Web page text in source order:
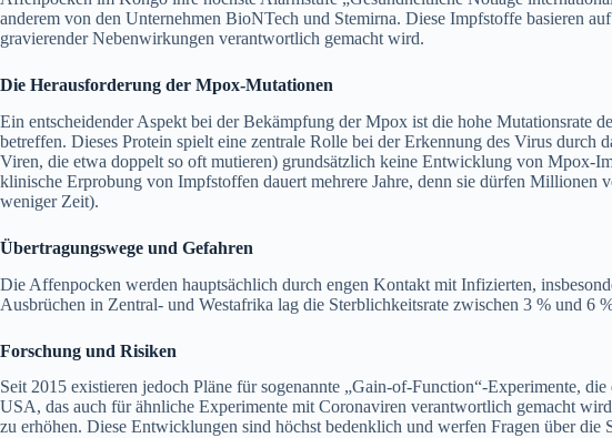
anderem von den Unternehmen BioNTech und Stemirna. Diese Impfstoffe basieren
gravierender Nebenwirkungen verantwortlich gemacht wird.
Die Herausforderung der Mpox-Mutationen
Ein entscheidender Aspekt bei der Bekämpfung der Mpox ist die hohe Mutationsrate
betreffen. Dieses Protein spielt eine zentrale Rolle bei der Erkennung des Virus
Viren, die etwa doppelt so oft mutieren) grundsätzlich keine Entwicklung von Mpox-
klinische Erprobung von Impfstoffen dauert mehrere Jahre, denn sie dürfen
weniger Zeit).
Übertragungswege und Gefahren
Die Affenpocken werden hauptsächlich durch engen Kontakt mit Infizierten,
Ausbrüchen in Zentral- und Westafrika lag die Sterblichkeitsrate zwischen 3 % und 6
Forschung und Risiken
Seit 2015 existieren jedoch Pläne für sogenannte „Gain-of-Function“-Experimente,
USA, das auch für ähnliche Experimente mit Coronaviren verantwortlich gemacht
zu erhöhen. Diese Entwicklungen sind höchst bedenklich und werfen Fragen über die